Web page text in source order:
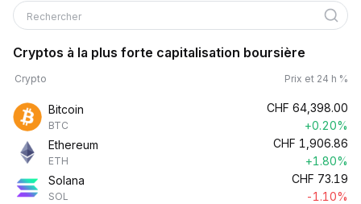
Rechercher
Cryptos à la plus forte capitalisation boursière
Crypto Prix et 24 h %
Bitcoin
BTC
CHF 64,398.00
+0.20%
Ethereum
ETH
CHF 1,906.86
+1.80%
Solana
SOL
CHF 73.19
-1.10%